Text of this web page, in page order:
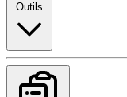
Outils